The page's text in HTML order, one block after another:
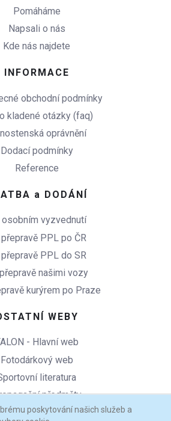
poskytování našich služeb a
Pomáháme
Napsali o nás
Kde nás najdete
INFORMACE
obchodní podmínky
kladené otázky (faq)
oprávnění
Dodací podmínky
Reference
a DODÁNÍ
osobním vyzvednutí
PPL po ČR
PPL do SR
našimi vozy
kurýrem po Praze
WEBY
- Hlavní web
Fotodárkový web
literatura
předměty
Praha 6